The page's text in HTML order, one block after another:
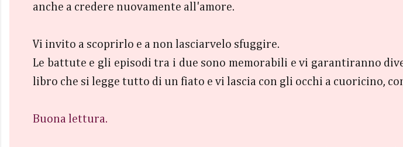
anche a credere nuovamente all'amore.
Vi invito a scoprirlo e a non lasciarvelo sfuggire.
Le battute e gli episodi tra i due sono memorabili e vi garantiranno
libro che si legge tutto di un fiato e vi lascia con gli occhi a cuoricino,
Buona lettura.